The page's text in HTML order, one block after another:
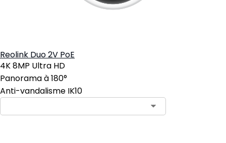
Reolink Duo 2V PoE
4K 8MP Ultra HD
Panorama à 180°
Anti-vandalisme IK10